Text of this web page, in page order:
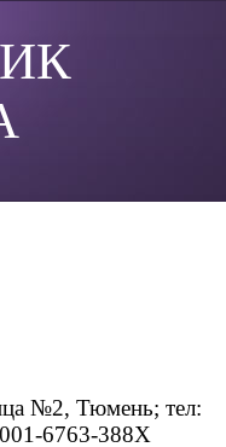
№2, Тюмень; тел:
6763-388X